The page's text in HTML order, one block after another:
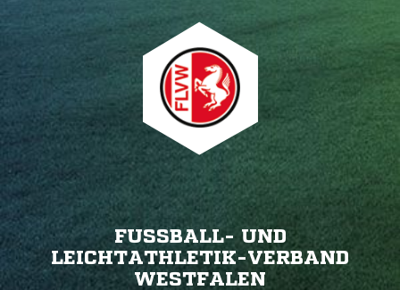
FUSSBALL- UND L
EICHTATHLETIK-VERBAND W
ESTFALEN